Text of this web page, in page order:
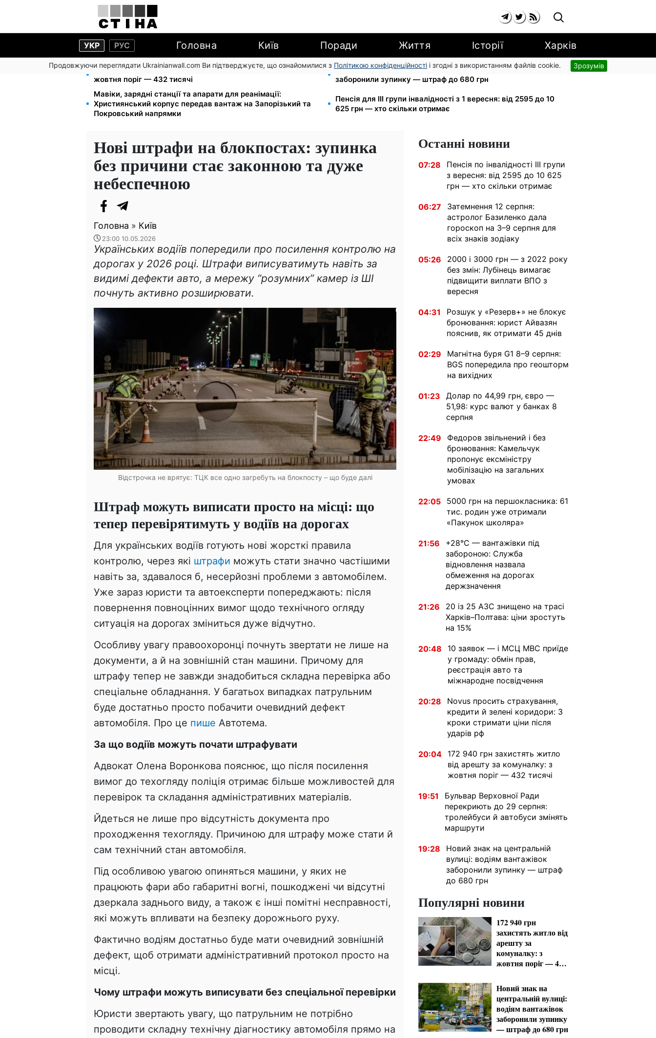
УКР РУС Головна Київ Поради Життя Історії Харків
Продовжуючи переглядати Ukrainianwall.com Ви підтверджуєте, що ознайомилися з Політикою конфіденційності і згодні з використанням файлів cookie. Зрозумів
172 940 грн захистять житло від арешту за комуналку: з
жовтня поріг — 432 тисячі
Новий знак на центральній вулиці: водіям вантажівок
заборонили зупинку — штраф до 680 грн
Мавіки, зарядні станції та апарати для реанімації:
Християнський корпус передав вантаж на Запорізький та
Покровський напрямки
Пенсія для III групи інвалідності з 1 вересня: від 2595 до 10
625 грн — хто скільки отримає
Нові штрафи на блокпостах: зупинка
без причини стає законною та дуже
небеспечною
Головна » Київ
23:00 10.05.2026
Українських водіїв попередили про посилення контролю на
дорогах у 2026 році. Штрафи виписуватимуть навіть за
видимі дефекти авто, а мережу “розумних” камер із ШІ
почнуть активно розширювати.
Відстрочка не врятує: ТЦК все одно загребуть на блокпосту – що буде далі
Штраф можуть виписати просто на місці: що
тепер перевірятимуть у водіїв на дорогах
Для українських водіїв готують нові жорсткі правила
контролю, через які штрафи можуть стати значно частішими
навіть за, здавалося б, несерйозні проблеми з автомобілем.
Уже зараз юристи та автоексперти попереджають: після
повернення повноцінних вимог щодо технічного огляду
ситуація на дорогах зміниться дуже відчутно.
Особливу увагу правоохоронці почнуть звертати не лише на
документи, а й на зовнішній стан машини. Причому для
штрафу тепер не завжди знадобиться складна перевірка або
спеціальне обладнання. У багатьох випадках патрульним
буде достатньо просто побачити очевидний дефект
автомобіля. Про це пише Автотема.
За що водіїв можуть почати штрафувати
Адвокат Олена Воронкова пояснює, що після посилення
вимог до техогляду поліція отримає більше можливостей для
перевірок та складання адміністративних матеріалів.
Йдеться не лише про відсутність документа про
проходження техогляду. Причиною для штрафу може стати й
сам технічний стан автомобіля.
Під особливою увагою опиняться машини, у яких не
працюють фари або габаритні вогні, пошкоджені чи відсутні
дзеркала заднього виду, а також є інші помітні несправності,
які можуть впливати на безпеку дорожнього руху.
Фактично водіям достатньо буде мати очевидний зовнішній
дефект, щоб отримати адміністративний протокол просто на
місці.
Чому штрафи можуть виписувати без спеціальної перевірки
Юристи звертають увагу, що патрульним не потрібно
проводити складну технічну діагностику автомобіля прямо на
Останні новини
07:28
Пенсія по інвалідності III групи
з вересня: від 2595 до 10 625
грн — хто скільки отримає
06:27
Затемнення 12 серпня:
астролог Базиленко дала
гороскоп на 3–9 серпня для
всіх знаків зодіаку
05:26
2000 і 3000 грн — з 2022 року
без змін: Лубінець вимагає
підвищити виплати ВПО з
вересня
04:31
Розшук у «Резерв+» не блокує
бронювання: юрист Айвазян
пояснив, як отримати 45 днів
02:29
Магнітна буря G1 8–9 серпня:
BGS попередила про геошторм
на вихідних
01:23
Долар по 44,99 грн, євро —
51,98: курс валют у банках 8
серпня
22:49
Федоров звільнений і без
бронювання: Камельчук
пропонує ексміністру
мобілізацію на загальних
умовах
22:05
5000 грн на першокласника: 61
тис. родин уже отримали
«Пакунок школяра»
21:56
+28°C — вантажівки під
забороною: Служба
відновлення назвала
обмеження на дорогах
держзначення
21:26
20 із 25 АЗС знищено на трасі
Харків–Полтава: ціни зростуть
на 15%
20:48
10 заявок — і МСЦ МВС приїде
у громаду: обмін прав,
реєстрація авто та
міжнародне посвідчення
20:28
Novus просить страхування,
кредити й зелені коридори: 3
кроки стримати ціни після
ударів рф
20:04
172 940 грн захистять житло
від арешту за комуналку: з
жовтня поріг — 432 тисячі
19:51
Бульвар Верховної Ради
перекриють до 29 серпня:
тролейбуси й автобуси змінять
маршрути
19:28
Новий знак на центральній
вулиці: водіям вантажівок
заборонили зупинку — штраф
до 680 грн
Популярні новини
172 940 грн
захистять житло від
арешту за
комуналку: з
жовтня поріг — 432
Новий знак на
центральній вулиці:
водіям вантажівок
заборонили зупинку
— штраф до 680 грн